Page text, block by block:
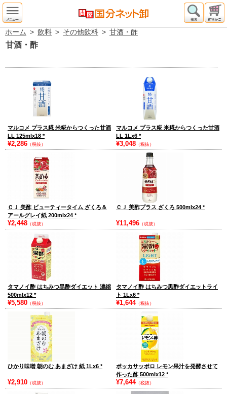
ホーム > 飲料 > その他飲料 > 甘酒・酢
甘酒・酢
マルコメ プラス糀 米糀からつくった甘酒
LL 125mlx18 *
¥2,286 （税抜）
マルコメ プラス糀 米糀からつくった甘酒
LL 1Lx6 *
¥3,048 （税抜）
ＣＪ 美酢 ビューティータイム ざくろ＆
アールグレイ紙 200mlx24 *
¥2,448 （税抜）
ＣＪ 美酢プラス ざくろ 500mlx24 *
¥11,496 （税抜）
タマノイ酢 はちみつ黒酢ダイエット 濃縮
500mlx12 *
¥5,580 （税抜）
タマノイ酢 はちみつ黒酢ダイエットライ
ト 1Lx6 *
¥1,644（税抜）
ひかり味噌 朝のむ あまざけ 紙 1Lx6 *
¥2,910 （税抜）
ポッカサッポロ レモン果汁を発酵させて
作った酢 500mlx12 *
¥7,644（税抜）